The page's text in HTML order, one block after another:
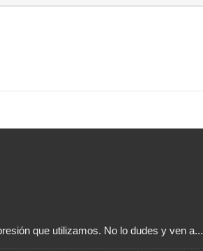
que utilizamos. No lo dudes y ven a...